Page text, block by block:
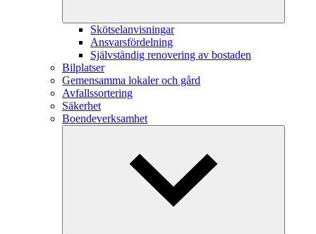
Skötselanvisningar
Ansvarsfördelning
Självständig renovering av bostaden
Bilplatser
Gemensamma lokaler och gård
Avfallssortering
Säkerhet
Boendeverksamhet